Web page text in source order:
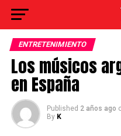
ENTRETENIMIENTO
Los músicos
en España
Published 2 años ago
By K